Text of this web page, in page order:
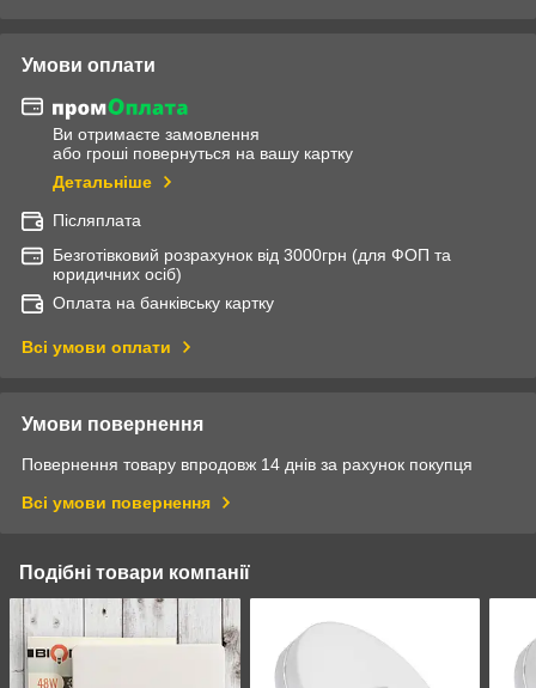
Умови оплати
Ви отримаєте замовлення
або гроші повернуться на вашу картку
Детальніше
Післяплата
Безготівковий розрахунок від 3000грн (для ФОП та
юридичних осіб)
Оплата на банківську картку
Всі умови оплати
Умови повернення
Повернення товару впродовж 14 днів за рахунок покупця
Всі умови повернення
Подібні товари компанії